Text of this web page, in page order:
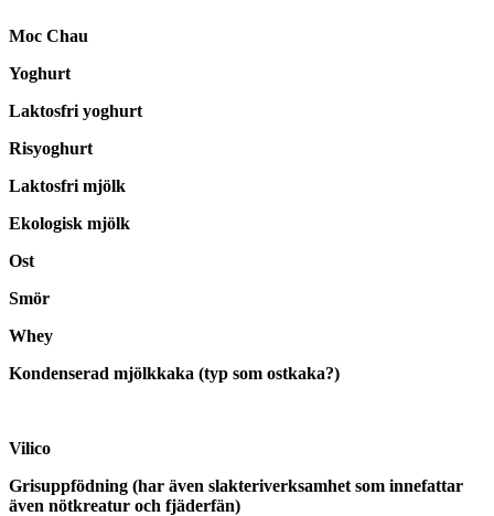
Moc Chau
Yoghurt
Laktosfri yoghurt
Risyoghurt
Laktosfri mjölk
Ekologisk mjölk
Ost
Smör
Whey
Kondenserad mjölkkaka (typ som ostkaka?)
Vilico
Grisuppfödning (har även slakteriverksamhet som innefattar
även nötkreatur och fjäderfän)